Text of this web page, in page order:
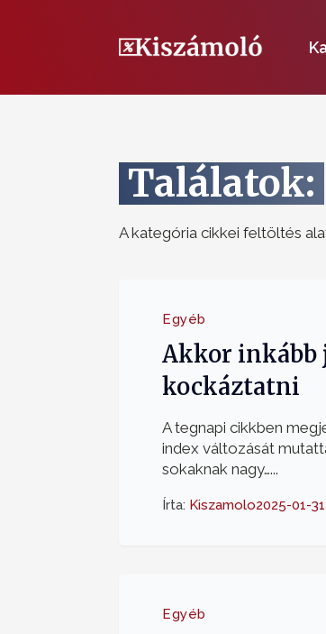
Találatok:
A kategória cikkei feltöltés
Egyéb
Akkor inkább
kockáztatni
A tegnapi cikkben
index változását
sokaknak nagy…...
Írta: Kiszamolo2025-01-31
Egyéb